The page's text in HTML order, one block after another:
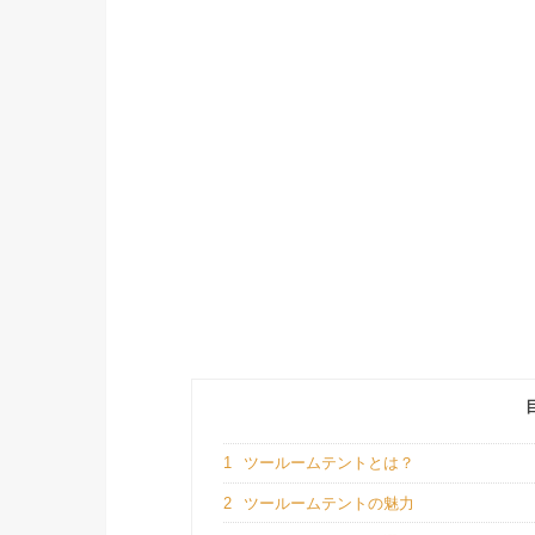
1 ツールームテントとは？
2 ツールームテントの魅力